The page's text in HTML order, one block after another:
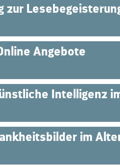
zur
Angebote
Intelligenz
im